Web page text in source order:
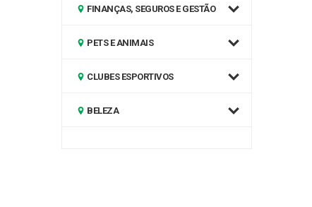
FINANÇAS, SEGUROS E GESTÃO
PETS E ANIMAIS
CLUBES ESPORTIVOS
BELEZA